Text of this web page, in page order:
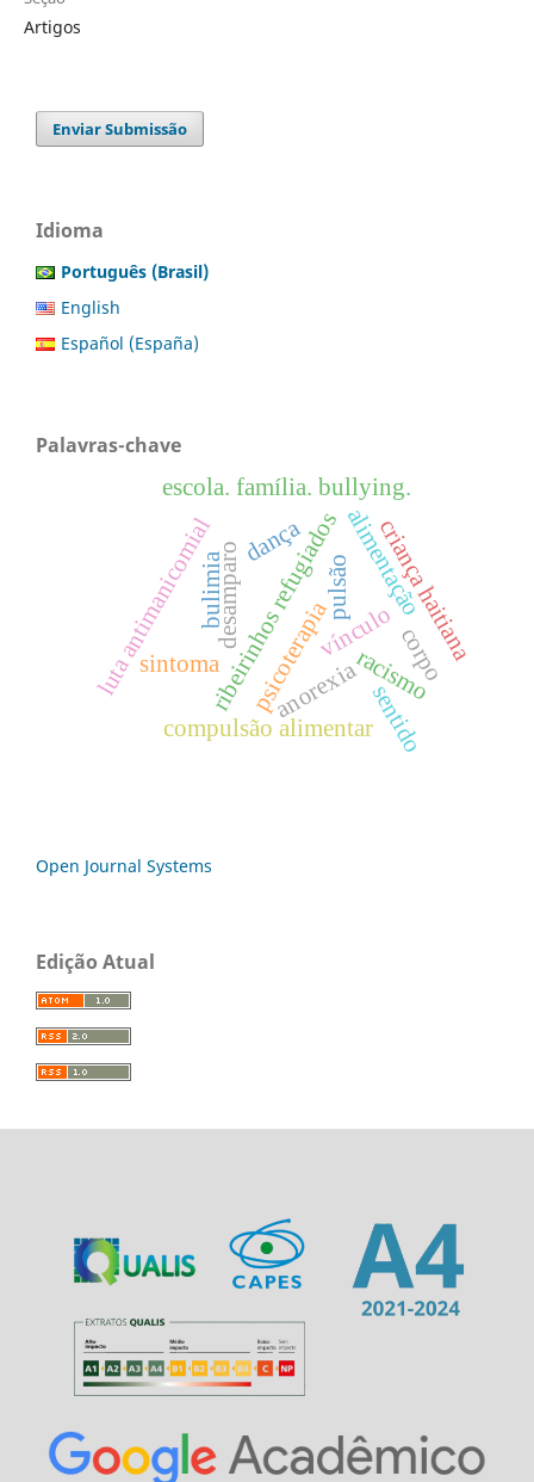
Artigos
Enviar Submissão
Idioma
Português (Brasil)
English
Español (España)
Palavras-chave
luta antimanicomialdesamparo
ribeirinhos refugiados
compulsão alimentar
psicoterapia
alimentação
escola. família. bullying.
dança
sintoma
bulimia
anorexia
vínculocriança haitiana
racismo
sentido
pulsão
corpo
Open Journal Systems
Edição Atual